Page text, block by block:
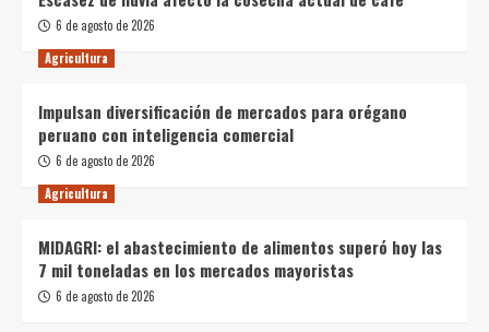
6 de agosto de 2026
Agricultura
Impulsan diversificación de mercados para orégano
peruano con inteligencia comercial
6 de agosto de 2026
Agricultura
MIDAGRI: el abastecimiento de alimentos superó hoy las
7 mil toneladas en los mercados mayoristas
6 de agosto de 2026